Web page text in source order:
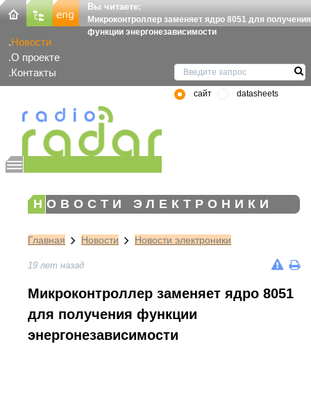
Вы читаете:
Микроконтроллер заменяет ядро 8051 для получения
функции энергонезависимости
Новости
О проекте
Контакты
сайт datasheets
НОВОСТИ ЭЛЕКТРОНИКИ
Главная Новости Новости электроники
19 лет назад
Микроконтроллер заменяет ядро 8051
для получения функции
энергонезависимости